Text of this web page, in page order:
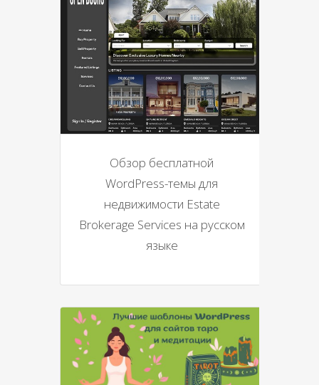
Обзор бесплатной
WordPress-темы для
недвижимости Estate
Brokerage Services на русском
языке